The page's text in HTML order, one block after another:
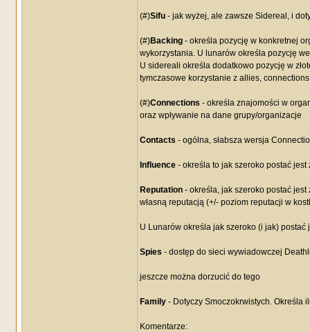
(#)Sifu- jak wyżej, ale zawsze Sidereal, i
(#)Backing- określa pozycję w konkretnej
wykorzystania. U lunarów określa pozycję
U sidereali określa dodatkowo pozycję w
tymczasowe korzystanie z allies,
(#)Connections - określa znajomości w
oraz wpływanie na dane grupy/organizacje
Contacts - ogólna, słabsza wersja
Influence- określa to jak szeroko postać
Reputation- określa, jak szeroko postać jest
własną reputacją (+/- poziom reputacji w
U Lunarów określa jak szeroko (i jak) postać
Spies - dostęp do sieci wywiadowczej
jeszcze można dorzucić do tego
Family- Dotyczy Smoczokrwistych. Określa
Komentarze: